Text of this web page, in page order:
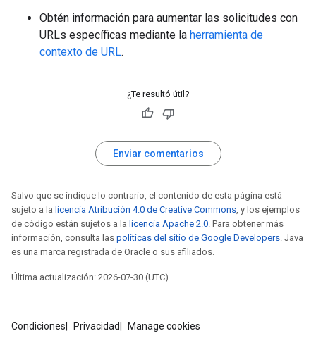
Obtén información para aumentar las solicitudes con
URLs específicas mediante la herramienta de
contexto de URL.
¿Te resultó útil?
Enviar comentarios
Salvo que se indique lo contrario, el contenido de esta página está
sujeto a la licencia Atribución 4.0 de Creative Commons , y los ejemplos
de código están sujetos a la licencia Apache 2.0 . Para obtener más
información, consulta las políticas del sitio de Google Developers . Java
es una marca registrada de Oracle o sus afiliados.
Última actualización: 2026-07-30 (UTC)
Condiciones Privacidad Manage cookies